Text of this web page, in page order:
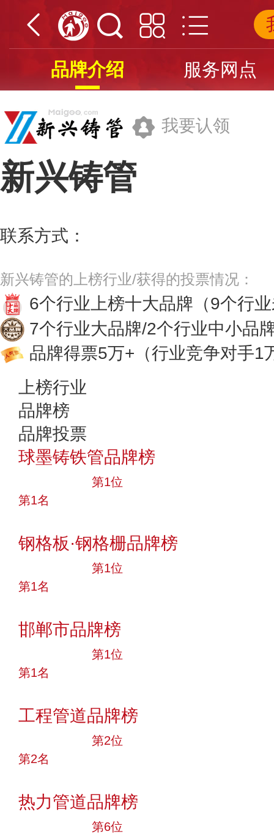
品牌介绍 服务网点
我要认领
新兴铸管
联系方式：
新兴铸管的上榜行业/获得的投票情况：
6个行业上榜十大品牌 （9个行
7个行业大品牌/2个行业中小品
品牌得票5万+ （行业竞争对手1
上榜行业
品牌榜
品牌投票
球墨铸铁管品牌榜
第1位
第1名
钢格板·钢格栅品牌榜
第1位
第1名
邯郸市品牌榜
第1位
第1名
工程管道品牌榜
第2位
第2名
热力管道品牌榜
第6位